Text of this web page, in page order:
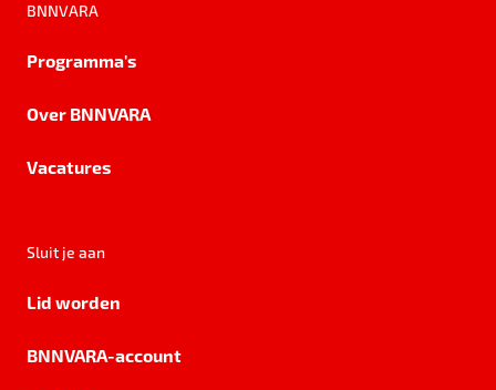
BNNVARA
Programma's
Over BNNVARA
Vacatures
Sluit je aan
Lid worden
BNNVARA-account